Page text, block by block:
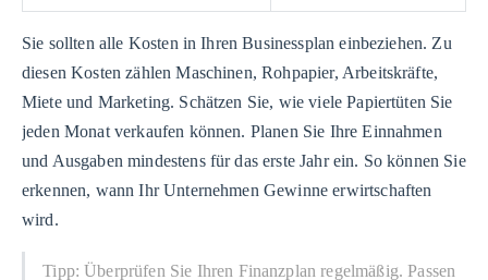
Sie sollten alle Kosten in Ihren Businessplan einbeziehen. Zu
diesen Kosten zählen Maschinen, Rohpapier, Arbeitskräfte,
Miete und Marketing. Schätzen Sie, wie viele Papiertüten Sie
jeden Monat verkaufen können. Planen Sie Ihre Einnahmen
und Ausgaben mindestens für das erste Jahr ein. So können Sie
erkennen, wann Ihr Unternehmen Gewinne erwirtschaften
wird.
Tipp: Überprüfen Sie Ihren Finanzplan regelmäßig. Passen